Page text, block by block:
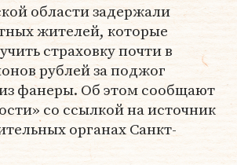
области задержали
жителей, которые
страховку почти в
рублей за поджог
фанеры. Об этом сообщают
со ссылкой на источник
органах Санкт-